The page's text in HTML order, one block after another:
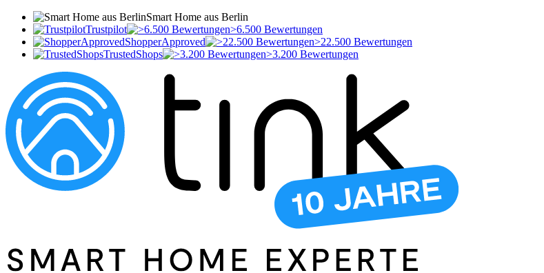
Smart Home aus Berlin
Trustpilot
>6.500 Bewertungen
ShopperApproved
>22.500 Bewertungen
TrustedShops
>3.200 Bewertungen